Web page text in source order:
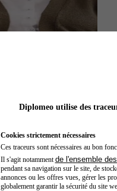
Diplomeo utilise des
Cookies strictement nécessaires
Ces traceurs sont nécessaires au bon
Il s'agit notamment de l'ensemble
pendant sa navigation sur le site, de
annonces ou les offres vues, gérer les
globalement garantir la sécurité du site